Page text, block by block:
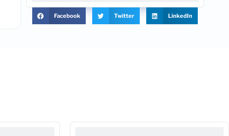
Facebook Twitter LinkedIn